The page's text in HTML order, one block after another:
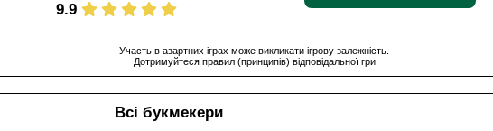
9.9
Участь в азартних іграх може викликати ігрову залежність.
Дотримуйтеся правил (принципів) відповідальної гри
Всі букмекери